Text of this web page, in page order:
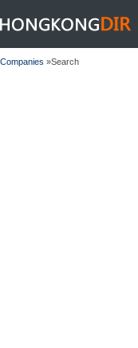
HONGKONGDIR
Companies »Search